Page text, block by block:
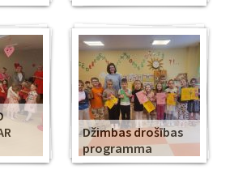
Džimbas drošības
programma